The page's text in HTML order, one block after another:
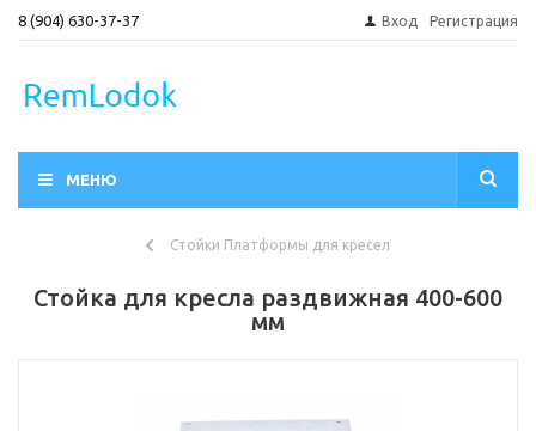
8 (904) 630-37-37 Вход Регистрация
МЕНЮ
Стойки Платформы для кресел
Стойка для кресла раздвижная 400-600
мм